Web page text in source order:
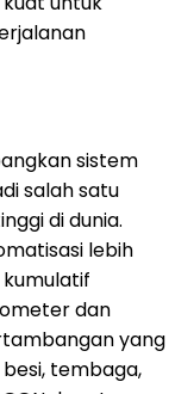
sistem
salah satu
di dunia.
lebih
dan
yang
tembaga,